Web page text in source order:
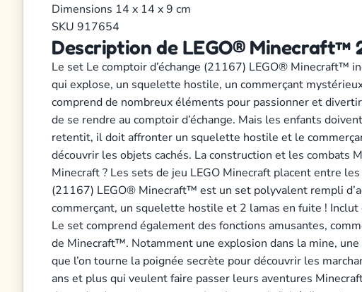
Dimensions 14 x 14 x 9 cm
SKU 917654
Description de LEGO® Minecraft™
Le set Le comptoir d’échange (21167) LEGO® Minecraft™
qui explose, un squelette hostile, un commerçant
comprend de nombreux éléments pour passionner et
de se rendre au comptoir d’échange. Mais les enfants
retentit, il doit affronter un squelette hostile et le
découvrir les objets cachés. La construction et les combats
Minecraft ? Les sets de jeu LEGO Minecraft placent entre
(21167) LEGO® Minecraft™ est un set polyvalent rempli
commerçant, un squelette hostile et 2 lamas en fuite !
Le set comprend également des fonctions amusantes,
de Minecraft™. Notamment une explosion dans la mine, une
que l’on tourne la poignée secrète pour découvrir les
ans et plus qui veulent faire passer leurs aventures